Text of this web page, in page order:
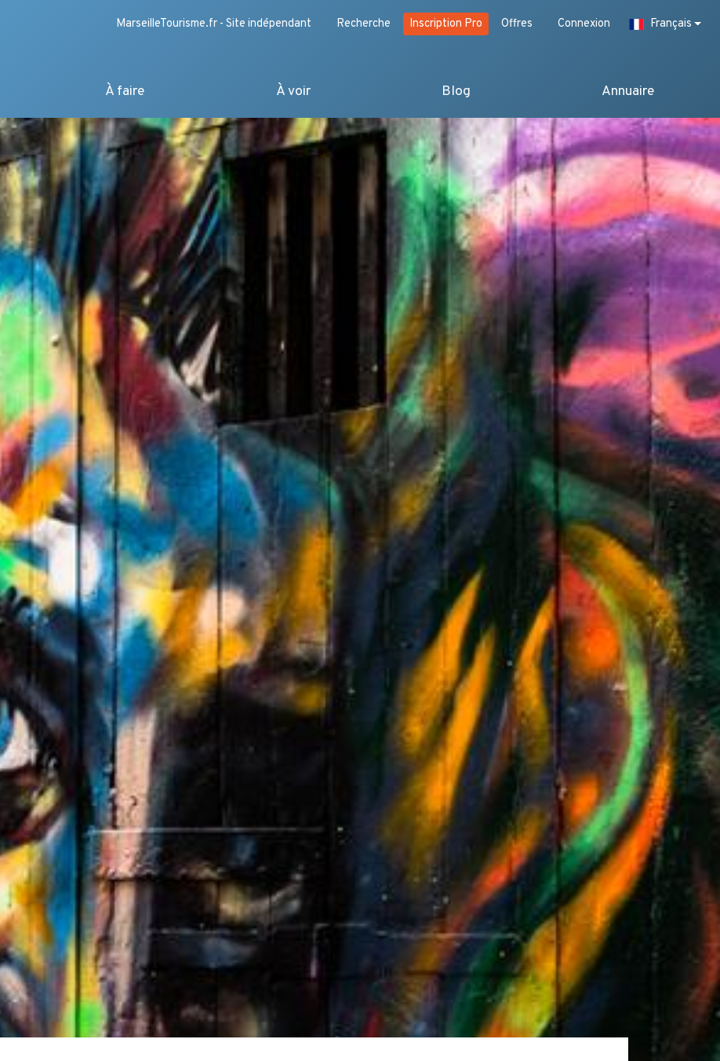
MarseilleTourisme.fr - Site indépendant Recherche Inscription Pro Offres Connexion Français
À faire À voir Blog Annuaire